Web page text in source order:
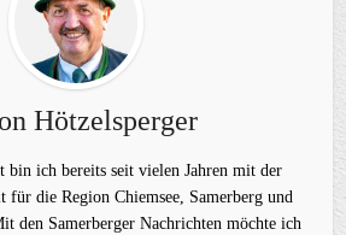
Hötzelsperger
bin ich bereits seit vielen Jahren mit der
für die Region Chiemsee, Samerberg und
den Samerberger Nachrichten möchte ich